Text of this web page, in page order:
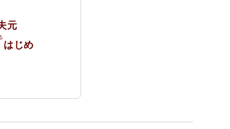
元
はじめ